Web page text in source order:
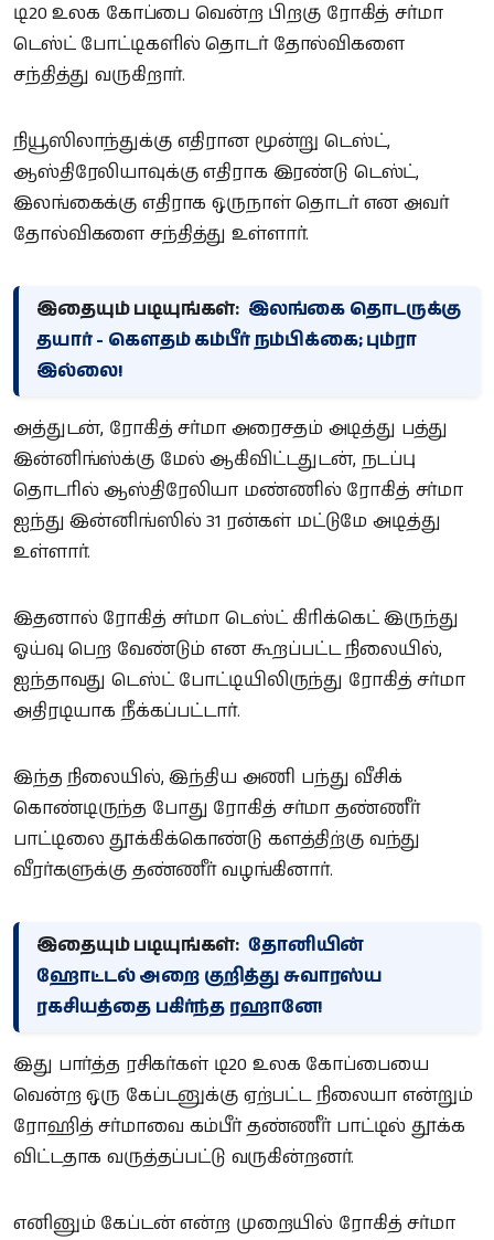
டி20 உலக கோப்பை வென்ற பிறகு ரோகித் சர்மா
டெஸ்ட் போட்டிகளில் தொடர் தோல்விகளை
சந்தித்து வருகிறார்.
நியூஸிலாந்துக்கு எதிரான மூன்று டெஸ்ட்,
ஆஸ்திரேலியாவுக்கு எதிராக இரண்டு டெஸ்ட்,
இலங்கைக்கு எதிராக ஒருநாள் தொடர் என அவர்
தோல்விகளை சந்தித்து உள்ளார்.
இதையும் படியுங்கள்: இலங்கை தொடருக்கு
தயார் - கௌதம் கம்பீர் நம்பிக்கை; பும்ரா
இல்லை!
அத்துடன், ரோகித் சர்மா அரைசதம் அடித்து பத்து
இன்னிங்ஸ்க்கு மேல் ஆகிவிட்டதுடன், நடப்பு
தொடரில் ஆஸ்திரேலியா மண்ணில் ரோகித் சர்மா
ஐந்து இன்னிங்ஸில் 31 ரன்கள் மட்டுமே அடித்து
உள்ளார்.
இதனால் ரோகித் சர்மா டெஸ்ட் கிரிக்கெட் இருந்து
ஓய்வு பெற வேண்டும் என கூறப்பட்ட நிலையில்,
ஐந்தாவது டெஸ்ட் போட்டியிலிருந்து ரோகித் சர்மா
அதிரடியாக நீக்கப்பட்டார்.
இந்த நிலையில், இந்திய அணி பந்து வீசிக்
கொண்டிருந்த போது ரோகித் சர்மா தண்ணீர்
பாட்டிலை தூக்கிக்கொண்டு களத்திற்கு வந்து
வீரர்களுக்கு தண்ணீர் வழங்கினார்.
இதையும் படியுங்கள்: தோனியின்
ஹோட்டல் அறை குறித்து சுவாரஸ்ய
ரகசியத்தை பகிர்ந்த ரஹானே!
இது பார்த்த ரசிகர்கள் டி20 உலக கோப்பையை
வென்ற ஒரு கேப்டனுக்கு ஏற்பட்ட நிலையா என்றும்
ரோஹித் சர்மாவை கம்பீர் தண்ணீர் பாட்டில் தூக்க
விட்டதாக வருத்தப்பட்டு வருகின்றனர்.
எனினும் கேப்டன் என்ற முறையில் ரோகித் சர்மா